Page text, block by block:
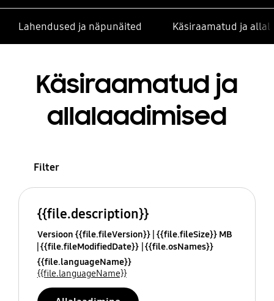
Lahendused ja näpunäited Käsiraamatud ja
Käsiraamatud ja
allalaadimised
Filter
{{file.description}}
Versioon {{file.fileVersion}} {{file.fileSize}} MB
{{file.fileModifiedDate}} {{file.osNames}}
{{file.languageName}}
{{file.languageName}}